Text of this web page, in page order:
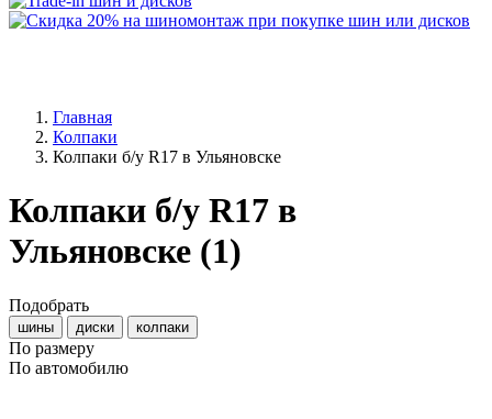
Главная
Колпаки
Колпаки б/у R17 в Ульяновске
Колпаки б/у R17 в
Ульяновске (1)
Подобрать
шины диски колпаки
По размеру
По автомобилю